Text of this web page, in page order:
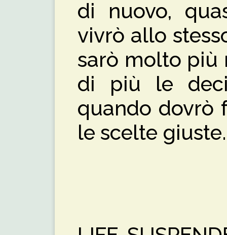
di nuovo,
vivrò allo
sarò molto più
di più le
quando dovrò
le scelte giuste.